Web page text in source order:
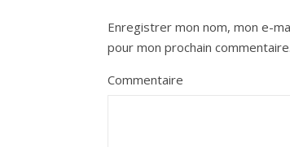
Enregistrer mon nom, mon e-
pour mon prochain commentaire.
Commentaire